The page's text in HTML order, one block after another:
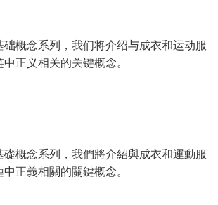
概念系列，我们将介绍与成衣和运动服
正义相关的关键概念。
概念系列，我們將介紹與成衣和運動服
正義相關的關鍵概念。